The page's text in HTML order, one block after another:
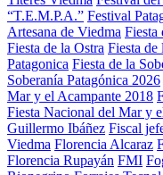
“T.E.M.P.A.” Festival
Artesana de Viedma Fiesta
Fiesta de la Ostra Fiesta de
Patagonica Fiesta de la
Soberanía Patagónica 2026
Mar y el Acampante 2018
Fiesta Nacional del Mar y
Guillermo Ibáñez Fiscal
Viedma Florencia Alcaraz
Florencia Rupayán FMI